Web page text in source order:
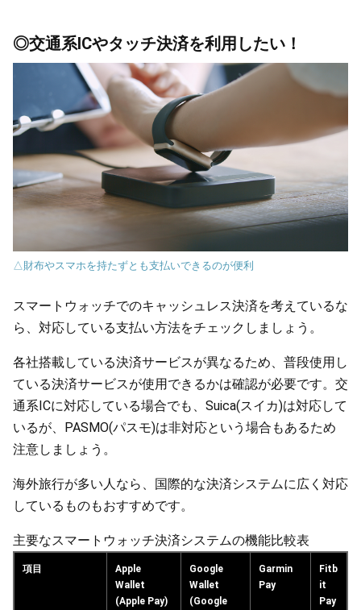
◎交通系ICやタッチ決済を利用したい！
△財布やスマホを持たずとも支払いできるのが便利
スマートウォッチでのキャッシュレス決済を考えているな
ら、対応している支払い方法をチェックしましょう。
各社搭載している決済サービスが異なるため、普段使用し
ている決済サービスが使用できるかは確認が必要です。交
通系ICに対応している場合でも、Suica(スイカ)は対応して
いるが、PASMO(パスモ)は非対応という場合もあるため
注意しましょう。
海外旅行が多い人なら、国際的な決済システムに広く対応
しているものもおすすめです。
主要なスマートウォッチ決済システムの機能比較表
項目
Apple
Wallet
(Apple Pay)
Google
Wallet
(Google
Garmin
Pay
Fitb
it
Pay